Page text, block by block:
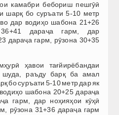
камабри бебориш пешгӯӣ
шарқ бо суръати 5-10 метр
дар водиҳо шабона 21+26
дараҷа гарм, дар
дараҷа гарм, рӯзона 30+35
ҳавои тағйирёбандаи
шуда, раъду барқ ба амал
бо суръати 5-10 метр дар як
шабона 20+25 дараҷа
гарм, дар ноҳияҳои кӯҳӣ
рӯзона 31+36 дараҷа гарм